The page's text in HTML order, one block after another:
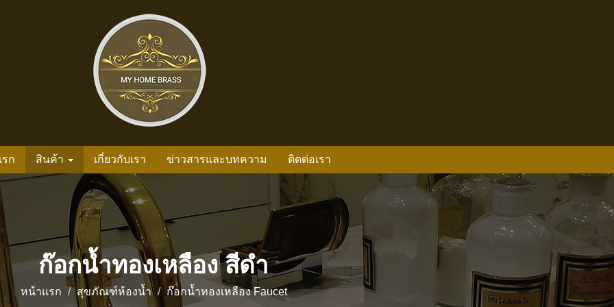
ก สินค้า เกี่ยวกับเรา ข่าวสารและบทความ ติดต่อเรา
ก๊อกน้ำทองเหลือง สีดำ
หน้าแรก สุขภัณฑ์ห้องน้ำ ก๊อกน้ำทองเหลือง Faucet